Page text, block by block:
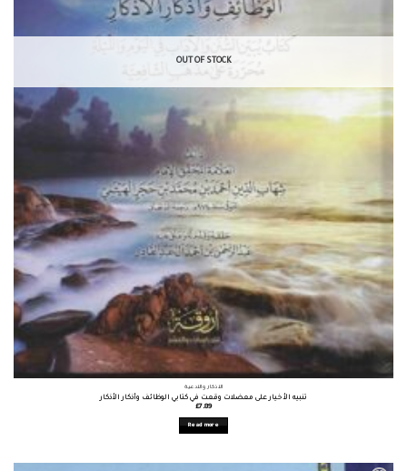
OUT OF STOCK
الأذكار والأدعية
تنبيه الأخيار على معضلات وقعت في كتابي الوظائف وأذكار الأذكار
£7.89
Read more